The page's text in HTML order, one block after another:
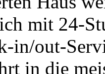
mit 24-
in/out-
in die